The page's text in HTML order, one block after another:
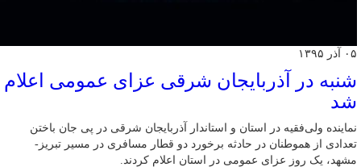
۰۵ آذر ۱۳۹۵
شنبه در آذربایجان شرقی عزای عمومی اعلام
شد
نماینده ولی‌فقیه در استان و استاندار آذربایجان ‌شرقی در پی جان باختن
تعدادی از هموطنان در حادثه برخورد دو قطار مسافری در مسیر تبریز-
مشهد، یک روز عزای عمومی در استان اعلام کردند.